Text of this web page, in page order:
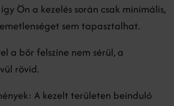
Ön a kezelés során csak minimális,
sem tapasztalhat.
a bőr felszíne nem sérül, a
rövid.
A kezelt területen beinduló